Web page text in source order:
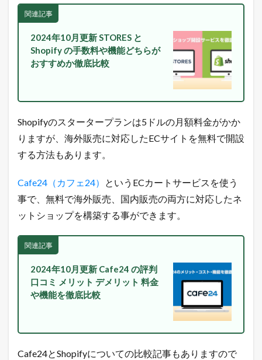
ョ
ッ
ン
グ
の
売
商
2.1
楽
市
総
デ
リ
ラ
ン
グ
2.2
ー
ョ
関連記事
2024年10月更新 STORES と
Shopify の手数料や機能どちらが
おすすめか徹底比較
Shopifyのスタータープランは5ドルの月額料金がかか
りますが、海外販売に対応したECサイトを無料で開設
する方法もあります。
Cafe24（カフェ24）
というECカートサービスを使う
事で、無料で海外販売、国内販売の両方に対応したネ
ットショップを構築する事ができます。
関連記事
2024年10月更新 Cafe24 の評判
口コミ メリット デメリット 料金
や機能を徹底比較
Cafe24とShopifyについての比較記事もありますので